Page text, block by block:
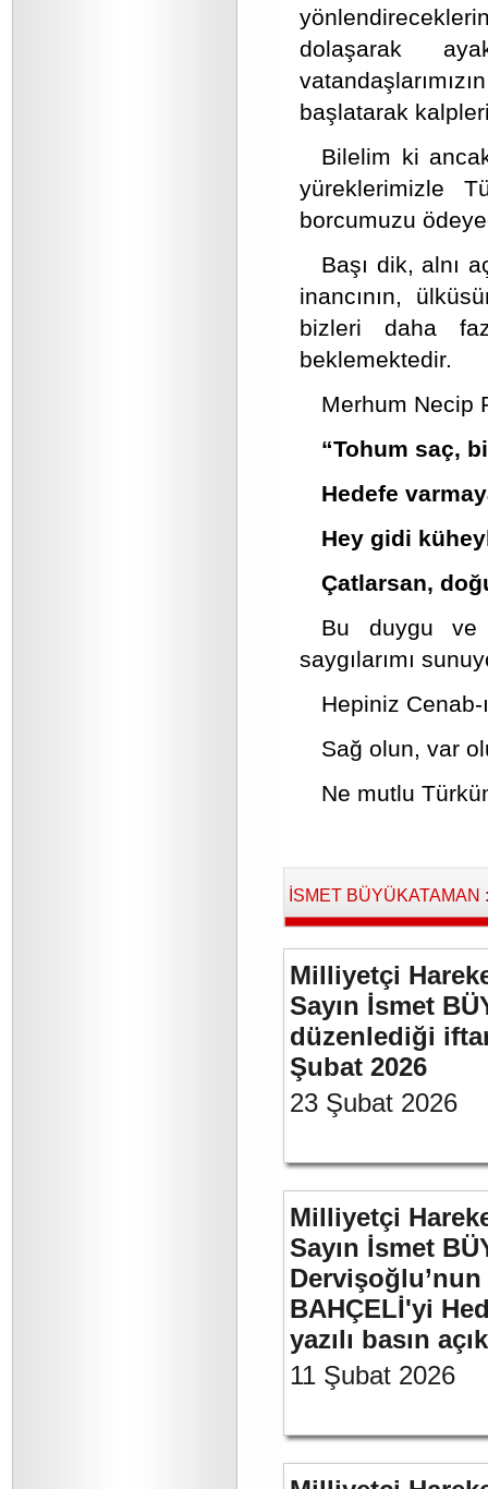
dolaşarak
başlatarak
Bilelim ki
yüreklerimizle
borcumuzu
Başı dik, alnı
inancının,
bizleri daha
beklemektedir.
Merhum Necip
“Tohum saç,
Hedefe
Hey gidi
Çatlarsan,
Bu duygu ve
saygılarımı
Hepiniz Cenab-
Sağ olun, var
Ne mutlu
İSMET BÜYÜKATAMAN
Milliyetçi
Sayın İsmet
düzenlediği
Şubat 2026
23 Şubat 2026
Milliyetçi
Sayın İsmet
Dervişoğlu’nun
BAHÇELİ'yi
yazılı basın
11 Şubat 2026